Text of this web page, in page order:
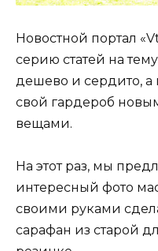
Новостной портал
серию статей на
дешево и сердито, а
свой гардероб
вещами.
На этот раз, мы
интересный фото
своими руками
сарафан из старой